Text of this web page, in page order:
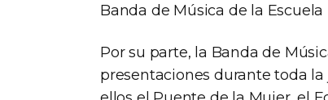
Banda de Música de la Escuela
Por su parte, la Banda de
presentaciones durante toda